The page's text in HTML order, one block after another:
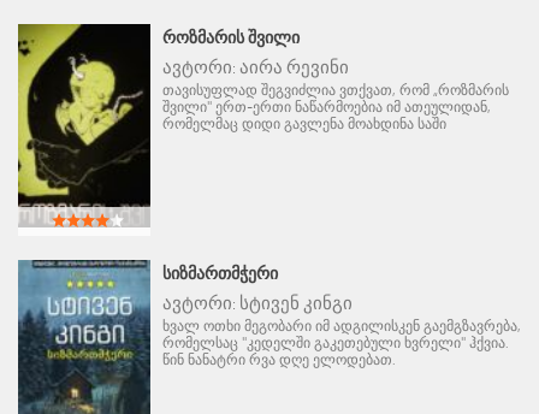
ᲠᲝᲖᲛᲐᲠᲘᲡ ᲨᲕᲘᲚᲘ
ავტორი: აირა რევინი
თავისუფლად შეგვიძლია ვთქვათ, რომ „როზმარის
შვილი" ერთ-ერთი ნაწარმოებია იმ ათეულიდან,
რომელმაც დიდი გავლენა მოახდინა საში
ᲡᲘᲖᲛᲐᲠᲗᲛᲭᲔᲠᲘ
ავტორი: სტივენ კინგი
ხვალ ოთხი მეგობარი იმ ადგილისკენ გაემგზავრება,
რომელსაც "კედელში გაკეთებული ხვრელი" ჰქვია.
წინ ნანატრი რვა დღე ელოდებათ.